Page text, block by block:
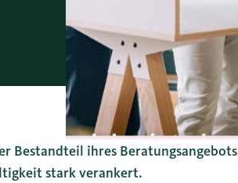
Bestandteil ihres Beratungsangebots
stark verankert.